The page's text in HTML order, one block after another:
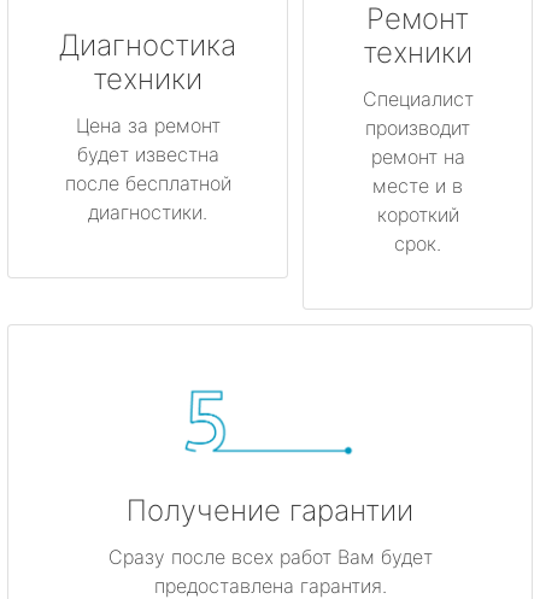
Диагностика
техники
Цена за ремонт
будет известна
после бесплатной
диагностики.
Ремонт
техники
Специалист
производит
ремонт на
месте и в
короткий
срок.
Получение гарантии
Сразу после всех работ Вам будет
предоставлена гарантия.